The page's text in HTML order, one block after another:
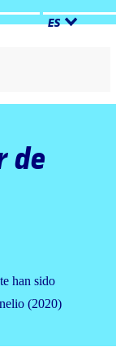
ES
de
han sido
(2020)